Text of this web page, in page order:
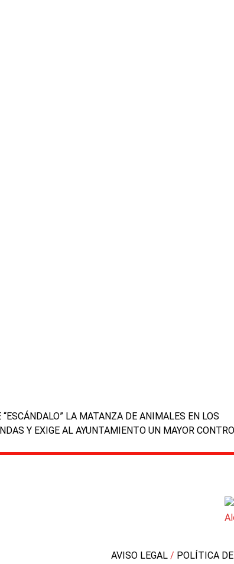
LA MATANZA DE ANIMALES EN LOS
Y EXIGE AL AYUNTAMIENTO UN MAYOR
AVISO LEGAL / POLÍTICA